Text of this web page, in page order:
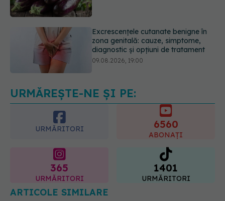
Sânii densi sau antecedente
familiale de cancer mamar? De ce
10.08.2026, 09:43
URMĂREȘTE-NE ȘI PE:
URMĂRITORI 6560
ABONAȚI
365
URMĂRITORI
1401
URMĂRITORI
ARTICOLE SIMILARE